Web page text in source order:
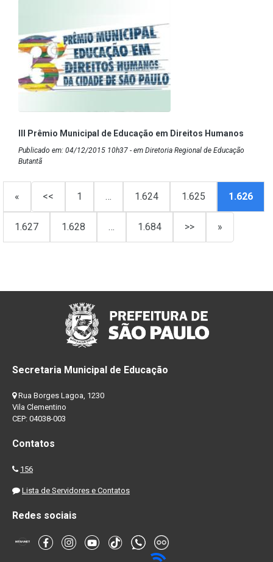
III Prêmio Municipal de Educação em Direitos Humanos
Publicado em: 04/12/2015 10h37 - em Diretoria Regional de Educação
Butantã
« << 1 … 1.624 1.625 1.626
1.627 1.628 … 1.684 >> »
Secretaria Municipal de Educação
Rua Borges Lagoa, 1230
Vila Clementino
CEP: 04038-003
Contatos
156
Lista de Servidores e Contatos
Redes sociais